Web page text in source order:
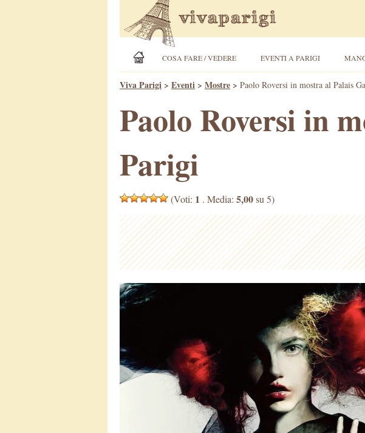
COSA FARE / VEDERE EVENTI A PARIGI
Viva Parigi > Eventi > Mostre > Paolo Roversi in mostra al Palais
Paolo Roversi in
Parigi
(Voti: 1 . Media: 5,00su 5)